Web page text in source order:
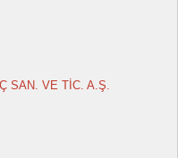
SAN. VE TİC. A.Ş.